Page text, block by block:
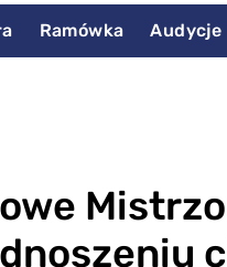
Ramówka Audycje